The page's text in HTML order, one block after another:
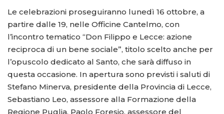
Le celebrazioni proseguiranno lunedì 16 ottobre, a
partire dalle 19, nelle Officine Cantelmo, con
l’incontro tematico “Don Filippo e Lecce: azione
reciproca di un bene sociale”, titolo scelto anche per
l’opuscolo dedicato al Santo, che sarà diffuso in
questa occasione. In apertura sono previsti i saluti di
Stefano Minerva, presidente della Provincia di Lecce,
Sebastiano Leo, assessore alla Formazione della
Regione Puglia, Paolo Foresio, assessore del